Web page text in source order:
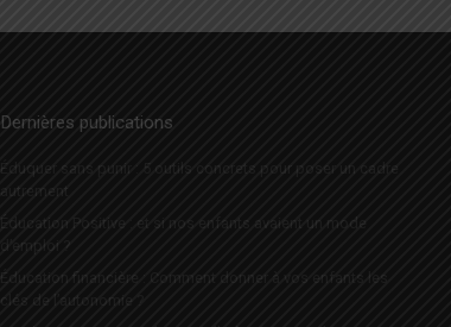
Dernières publications
Éduquer sans punir : 5 outils concrets pour poser un cadre
autrement
Éducation Positive : et si nos enfants avaient un mode
d’emploi ?
Éducation financière : Comment donner à vos enfants les
clés de l’autonomie ?